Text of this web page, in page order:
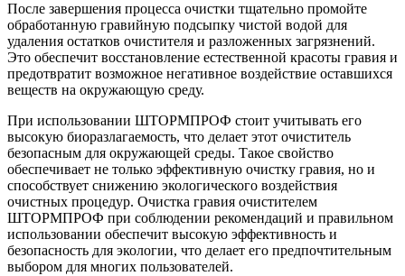
После завершения процесса очистки тщательно промойте
обработанную гравийную подсыпку чистой водой для
удаления остатков очистителя и разложенных загрязнений.
Это обеспечит восстановление естественной красоты гравия и
предотвратит возможное негативное воздействие оставшихся
веществ на окружающую среду.
При использовании ШТОРМПРОФ стоит учитывать его
высокую биоразлагаемость, что делает этот очиститель
безопасным для окружающей среды. Такое свойство
обеспечивает не только эффективную очистку гравия, но и
способствует снижению экологического воздействия
очистных процедур. Очистка гравия очистителем
ШТОРМПРОФ при соблюдении рекомендаций и правильном
использовании обеспечит высокую эффективность и
безопасность для экологии, что делает его предпочтительным
выбором для многих пользователей.